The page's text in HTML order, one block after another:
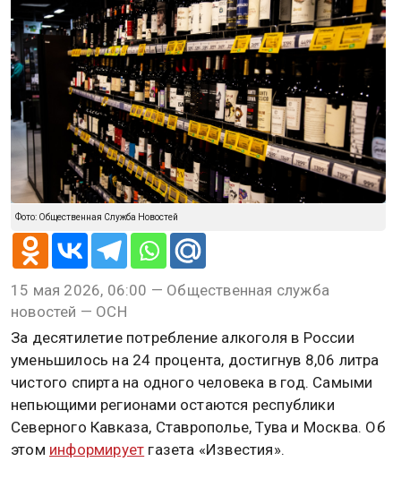
Фото: Общественная Служба Новостей
15 мая 2026, 06:00 — Общественная служба
новостей — ОСН
За десятилетие потребление алкоголя в России
уменьшилось на 24 процента, достигнув 8,06 литра
чистого спирта на одного человека в год. Самыми
непьющими регионами остаются республики
Северного Кавказа, Ставрополье, Тува и Москва. Об
этом информирует газета «Известия».